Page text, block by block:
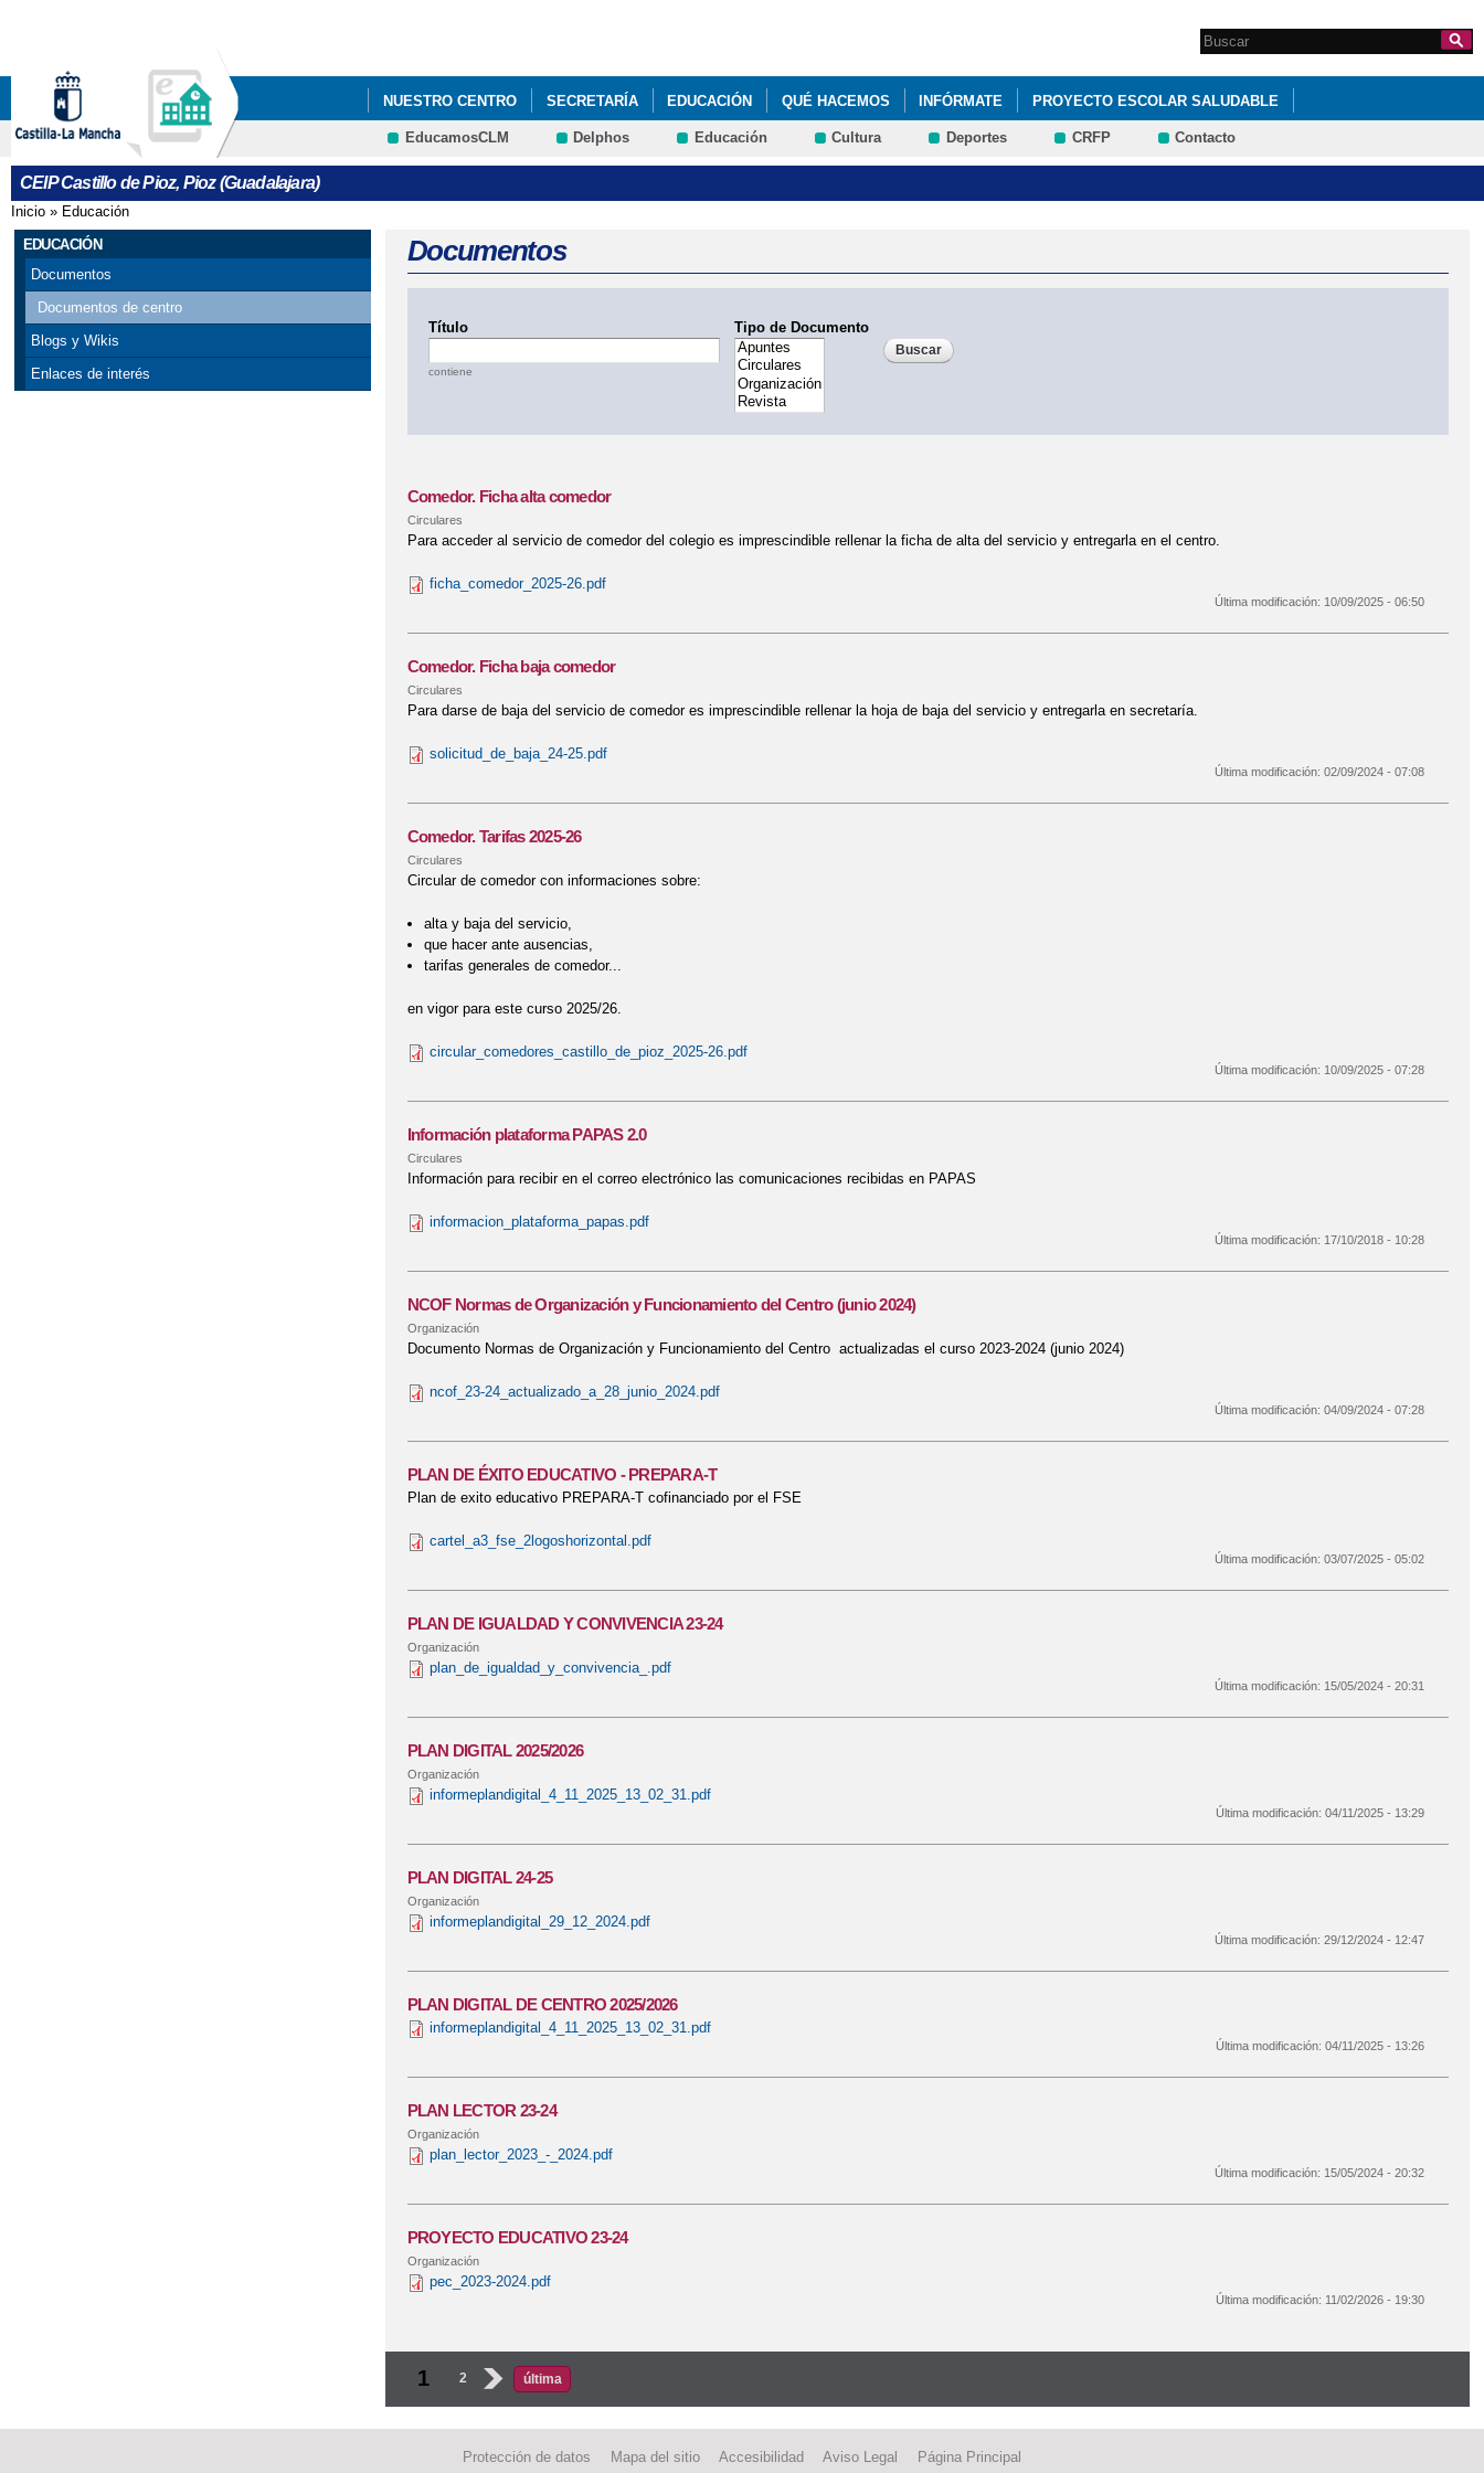
Formulario de
búsqueda
Search this site
NUESTRO CENTRO SECRETARÍA EDUCACIÓN QUÉ HACEMOS INFÓRMATE PROYECTO ESCOLAR SALUDABLE
PLAN DIGITAL 2025/2026
EducamosCLM Delphos Educación Cultura Deportes CRFP Contacto
CEIP Castillo de Pioz, Pioz (Guadalajara)
Se encuentra usted aquí
Inicio » Educación
EDUCACIÓN
Documentos
Documentos de centro
Blogs y Wikis
Enlaces de interés
Documentos
Título
contiene
Tipo de Documento
Comedor. Ficha alta comedor
Circulares
Para acceder al servicio de comedor del colegio es imprescindible rellenar la ficha de alta del servicio y entregarla en el centro.
ficha_comedor_2025-26.pdf
Última modificación: 10/09/2025 - 06:50
Comedor. Ficha baja comedor
Circulares
Para darse de baja del servicio de comedor es imprescindible rellenar la hoja de baja del servicio y entregarla en secretaría.
solicitud_de_baja_24-25.pdf
Última modificación:02/09/2024 - 07:08
Comedor. Tarifas 2025-26
Circulares
Circular de comedor con informaciones sobre:
alta y baja del servicio,
que hacer ante ausencias,
tarifas generales de comedor...
en vigor para este curso 2025/26.
circular_comedores_castillo_de_pioz_2025-26.pdf
Última modificación: 10/09/2025 - 07:28
Información plataforma PAPAS 2.0
Circulares
Información para recibir en el correo electrónico las comunicaciones recibidas en PAPAS
informacion_plataforma_papas.pdf
Última modificación: 17/10/2018 - 10:28
NCOF Normas de Organización y Funcionamiento del Centro (junio 2024)
Organización
Documento Normas de Organización y Funcionamiento del Centro actualizadas el curso 2023-2024 (junio 2024)
ncof_23-24_actualizado_a_28_junio_2024.pdf
Última modificación:04/09/2024 - 07:28
PLAN DE ÉXITO EDUCATIVO - PREPARA-T
Plan de exito educativo PREPARA-T cofinanciado por el FSE
cartel_a3_fse_2logoshorizontal.pdf
Última modificación:03/07/2025 - 05:02
PLAN DE IGUALDAD Y CONVIVENCIA 23-24
Organización
plan_de_igualdad_y_convivencia_.pdf
Última modificación: 15/05/2024 - 20:31
PLAN DIGITAL 2025/2026
Organización
informeplandigital_4_11_2025_13_02_31.pdf
Última modificación:04/11/2025 - 13:29
PLAN DIGITAL 24-25
Organización
informeplandigital_29_12_2024.pdf
Última modificación:29/12/2024 - 12:47
PLAN DIGITAL DE CENTRO 2025/2026
informeplandigital_4_11_2025_13_02_31.pdf
Última modificación:04/11/2025 - 13:26
PLAN LECTOR 23-24
Organización
plan_lector_2023_-_2024.pdf
Última modificación: 15/05/2024 - 20:32
PROYECTO EDUCATIVO 23-24
Organización
pec_2023-2024.pdf
Última modificación: 11/02/2026 - 19:30
Páginas
1 2 › última
Protección de datos Mapa del sitio Accesibilidad Aviso Legal Página Principal